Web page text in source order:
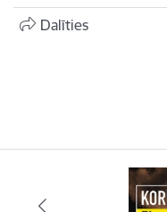
Dalīties